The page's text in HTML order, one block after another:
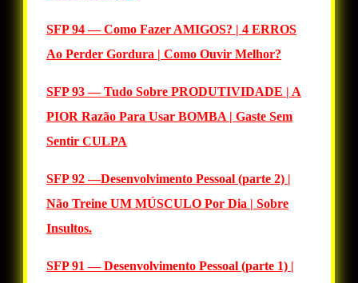
SFP 94 — Como Fazer AMIGOS? | 4 ERROS
Ao Perder Gordura | Como Ouvir Melhor?
SFP 93 — Tudo Sobre PRODUTIVIDADE | A
PIOR Razão Para Usar BOMBA | Gaste Sem
Sentir CULPA
SFP 92 —Desenvolvimento Pessoal (parte 2) |
Não Treine UM MÚSCULO Por Dia | Sobre
Insultos.
SFP 91 — Desenvolvimento Pessoal (parte 1) |